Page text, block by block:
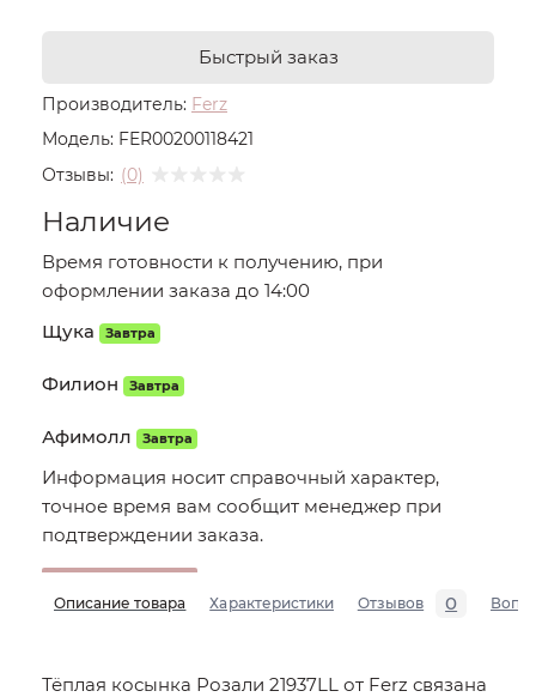
Производитель: Ferz
Модель: FER00200118421
Отзывы: (0)
Быстрый заказ
Наличие
Время готовности к получению, при
оформлении заказа до 14:00
Щука
Завтра
Филион Завтра
Афимолл Завтра
Информация носит справочный характер,
точное время вам сообщит менеджер при
подтверждении заказа.
Описание товара Характеристики Отзывов 0
Тёплая косынка Розали 21937LL от Ferz связана